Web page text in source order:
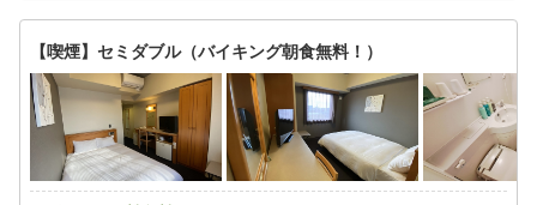
【喫煙】セミダブル（バイキング朝食無料！）